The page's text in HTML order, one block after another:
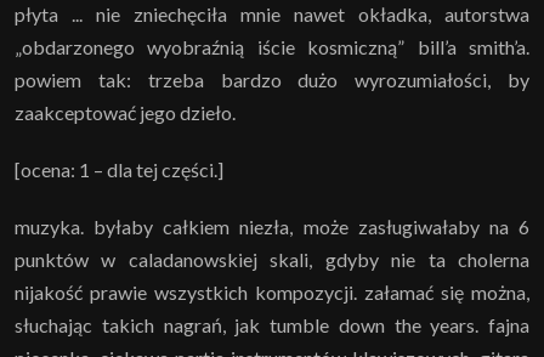
płyta ... nie zniechęciła mnie nawet okładka, autorstwa
„obdarzonego wyobraźnią iście kosmiczną” bill’a smith’a.
powiem tak: trzeba bardzo dużo wyrozumiałości, by
zaakceptować jego dzieło.
[ocena: 1 – dla tej części.]
muzyka. byłaby całkiem niezła, może zasługiwałaby na 6
punktów w caladanowskiej skali, gdyby nie ta cholerna
nijakość prawie wszystkich kompozycji. załamać się można,
słuchając takich nagrań, jak tumble down the years. fajna